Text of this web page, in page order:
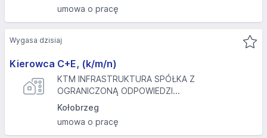
umowa o pracę
Kierowca C+E, (k/m/n)
KTM INFRASTRUKTURA SPÓŁKA Z
OGRANICZONĄ ODPOWIEDZI...
Kołobrzeg
umowa o pracę
Wygasa dzisiaj